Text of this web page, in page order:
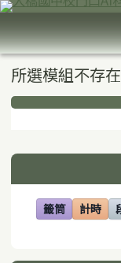
跳至主內容區
臺南市大橋
導覽列
主內容區域
所選模組不存在
下中區域內
左邊區域內容
籤筒
(另開視窗)
計時
(另開視
頁尾區域